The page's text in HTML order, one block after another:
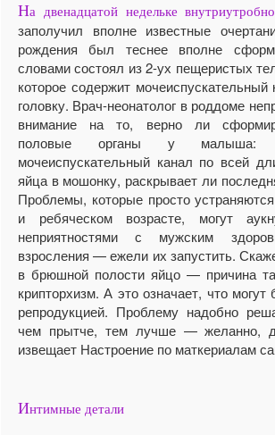
На двенадцатой недельке
заполучил вполне известные
рождения был теснее вполне
словами состоял из 2-ух пещеристых
которое содержит мочеиспускательный
головку. Врач-неонатолог в роддоме
внимание на то, верно ли
половые органы у малыша:
мочеиспускательный канал по всей
яйца в мошонку, раскрывает ли
Проблемы, которые просто
и ребяческом возрасте, могут
неприятностями с мужским
взросления — ежели их запустить.
в брюшной полости яйцо — причина
крипторхизм. А это означает, что могут
репродукцией. Проблему надобно
чем прытче, тем лучше — желанно,
извещает Настроение по маткериалам
Интимные детали